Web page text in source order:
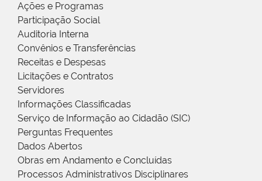
Ações e Programas
Participação Social
Auditoria Interna
Convênios e Transferências
Receitas e Despesas
Licitações e Contratos
Servidores
Informações Classificadas
Serviço de Informação ao Cidadão (SIC)
Perguntas Frequentes
Dados Abertos
Obras em Andamento e Concluídas
Processos Administrativos Disciplinares